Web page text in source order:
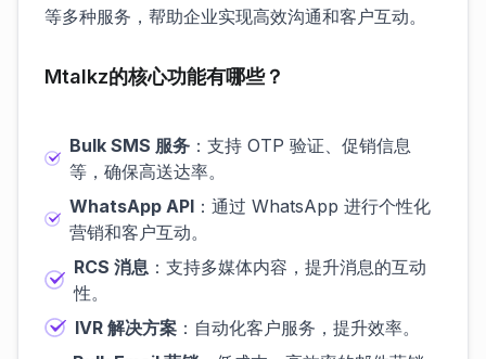
等多种服务，帮助企业实现高效沟通和客户互动。
Mtalkz的核心功能有哪些？
Bulk SMS 服务：支持 OTP 验证、促销信息
等，确保高送达率。
WhatsApp API：通过 WhatsApp 进行个性化
营销和客户互动。
RCS 消息：支持多媒体内容，提升消息的互动
性。
IVR 解决方案 ：自动化客户服务，提升效率。